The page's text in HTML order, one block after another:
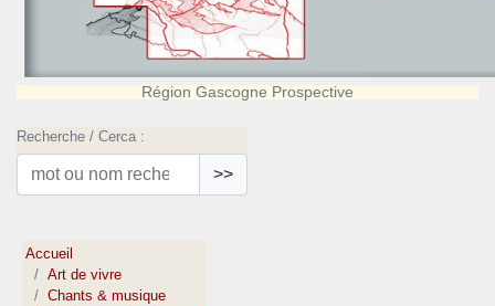
Région Gascogne Prospective
Recherche / Cerca :
>>
Accueil
Art de vivre
Chants & musique